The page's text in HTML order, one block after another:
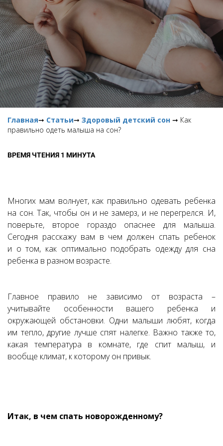
Главная➞ Статьи➞ Здоровый детский сон ➞ Как
правильно одеть малыша на сон?
ВРЕМЯ ЧТЕНИЯ 1 МИНУТА
Многих мам волнует, как правильно одевать ребенка
на сон. Так, чтобы он и не замерз, и не перегрелся. И,
поверьте, второе гораздо опаснее для малыша.
Сегодня расскажу вам в чем должен спать ребенок
и о том, как оптимально подобрать одежду для сна
ребенка в разном возрасте.
Главное правило не зависимо от возраста –
учитывайте особенности вашего ребенка и
окружающей обстановки. Одни малыши любят, когда
им тепло, другие лучше спят налегке. Важно также то,
какая температура в комнате, где спит малыш, и
вообще климат, к которому он привык.
Итак, в чем спать новорожденному?